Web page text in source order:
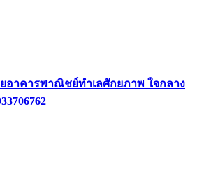
ยอาคารพาณิชย์ทำเลศักยภาพ ใจกลาง